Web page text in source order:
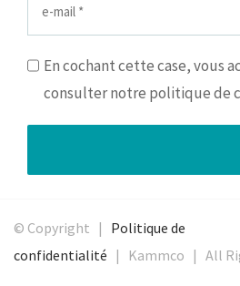
En cochant cette case, vous
consulter notre politique de
© Copyright | Politique de
confidentialité | Kammco | All